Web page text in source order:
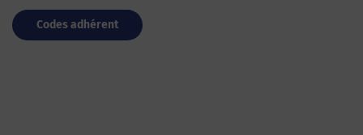
Codes adhérent